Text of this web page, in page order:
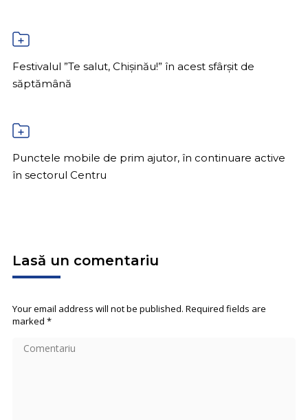
Festivalul ”Te salut, Chișinău!” în acest sfârșit de
săptămână
Punctele mobile de prim ajutor, în continuare active
în sectorul Centru
Lasă un comentariu
Your email address will not be published. Required fields are
marked *
Comentariu